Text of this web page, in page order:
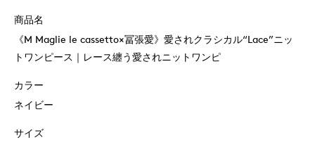
商品名
《M Maglie le cassetto×冨張愛》愛されクラシカル“Lace”ニッ
トワンピース｜レース纏う愛されニットワンピ
カラー
ネイビー
サイズ